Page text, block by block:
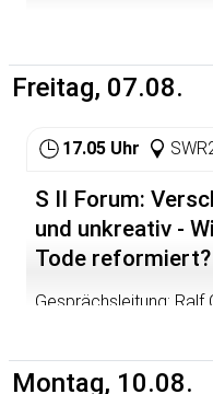
Freitag, 07.08.
17.05 Uhr
S II Forum:
und unkreativ -
Tode reformiert?
Gesprächsleitung: Ralf
Prof. Dr. Frank
für
Montag, 10.08.